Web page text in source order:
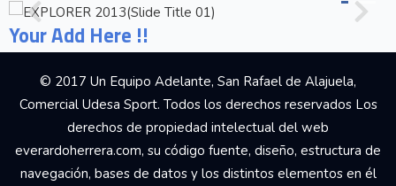
Your Add Here !!
© 2017 Un Equipo Adelante, San Rafael de Alajuela,
Comercial Udesa Sport. Todos los derechos reservados Los
derechos de propiedad intelectual del web
everardoherrera.com, su código fuente, diseño, estructura de
navegación, bases de datos y los distintos elementos en él